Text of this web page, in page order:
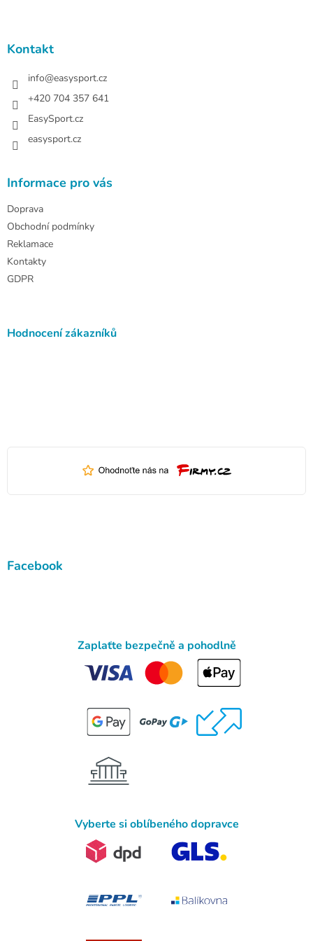
Kontakt
info@easysport.cz
+420 704 357 641
EasySport.cz
easysport.cz
Informace pro vás
Doprava
Obchodní podmínky
Reklamace
Kontakty
GDPR
Hodnocení zákazníků
Facebook
Zaplaťte bezpečně a pohodlně
Vyberte si oblíbeného dopravce